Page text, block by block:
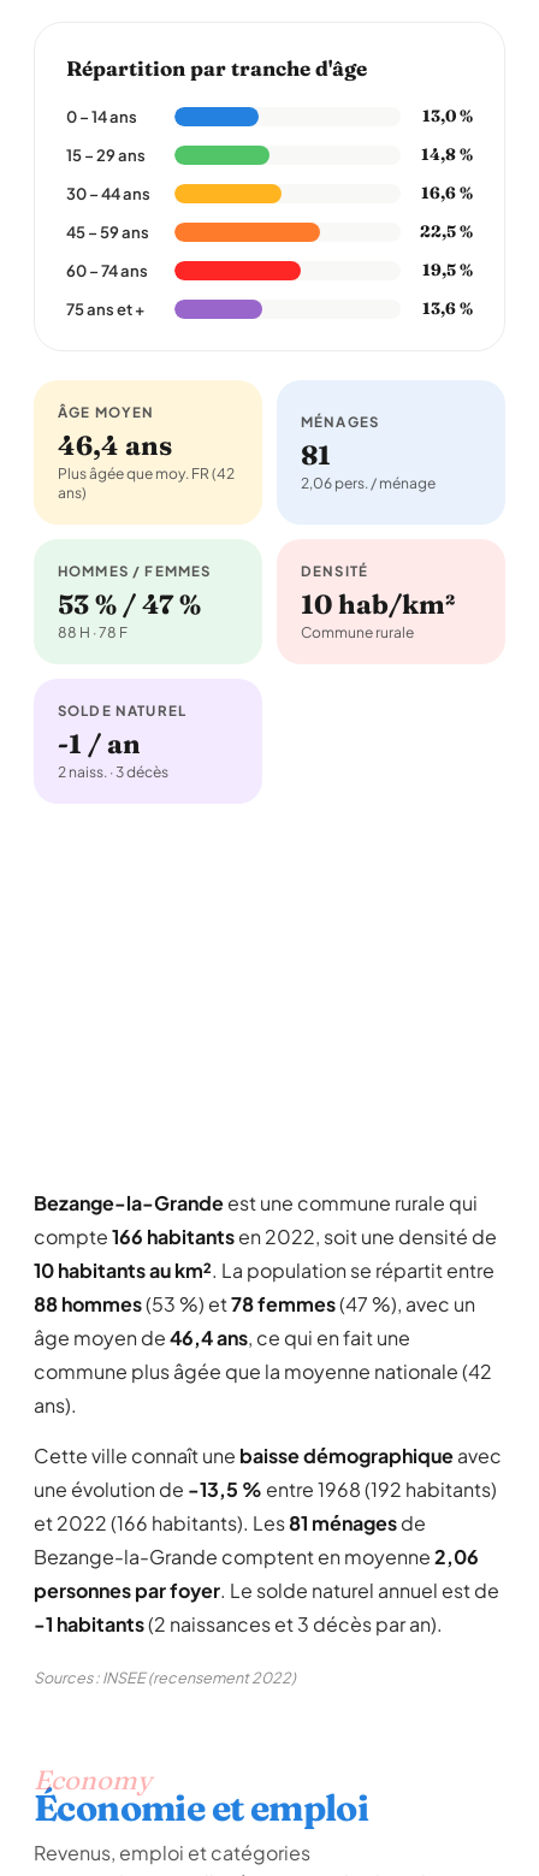
Répartition par tranche d'âge
0 – 14 ans 13,0 %
15 – 29 ans 14,8 %
30 – 44 ans 16,6 %
45 – 59 ans 22,5 %
60 – 74 ans 19,5 %
75 ans et + 13,6 %
ÂGE MOYEN
46,4 ans
Plus âgée que moy. FR (42
ans)
MÉNAGES
81
2,06 pers. / ménage
HOMMES / FEMMES
53 % / 47 %
88 H · 78 F
DENSITÉ
10 hab/km²
Commune rurale
SOLDE NATUREL
-1 / an
2 naiss. · 3 décès
Bezange-la-Grandeest une commune rurale qui
compte166 habitantsen 2022, soit une densité de
10 habitants au km². La population se répartit entre
88 hommes(53 %) et78 femmes(47 %), avec un
âge moyen de46,4 ans, ce qui en fait une
commune plus âgée que la moyenne nationale (42
ans).
Cette ville connaît une baisse démographiqueavec
une évolution de -13,5 % entre 1968 (192 habitants)
et 2022 (166 habitants). Les81 ménagesde
Bezange-la-Grande comptent en moyenne2,06
personnes par foyer. Le solde naturel annuel est de
-1 habitants(2 naissances et 3 décès par an).
Sources : INSEE (recensement 2022)
Economy
Économie et emploi
Revenus, emploi et catégories